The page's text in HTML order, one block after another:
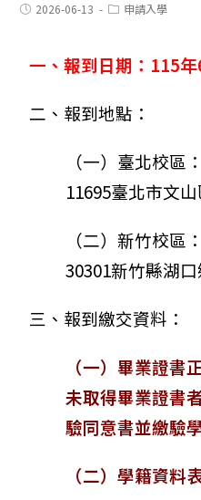
2026-06-13 申請入學
一、報到日期：115
二、報到地點：
（一）臺北校區
11695臺北市文
（二）新竹校區
30301新竹縣湖
三、報到繳交資料：
（一）畢業證書
未取得畢業證書
驗同意書並繳驗
（二）學籍資料